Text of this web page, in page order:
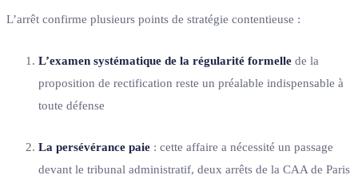
L’arrêt confirme plusieurs points de stratégie contentieuse :
L’examen systématique de la régularité formelle de la
proposition de rectification reste un préalable indispensable à
toute défense
La persévérance paie : cette affaire a nécessité un passage
devant le tribunal administratif, deux arrêts de la CAA de Paris